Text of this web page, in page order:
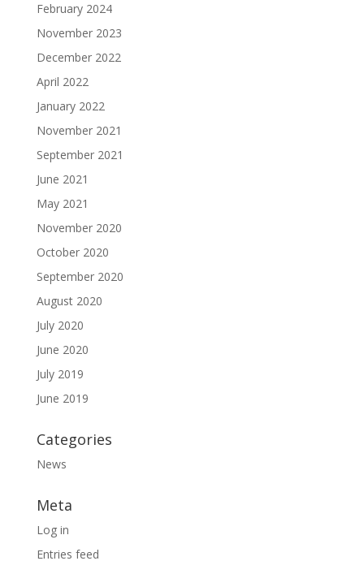
February 2024
November 2023
December 2022
April 2022
January 2022
November 2021
September 2021
June 2021
May 2021
November 2020
October 2020
September 2020
August 2020
July 2020
June 2020
July 2019
June 2019
Categories
News
Meta
Log in
Entries feed